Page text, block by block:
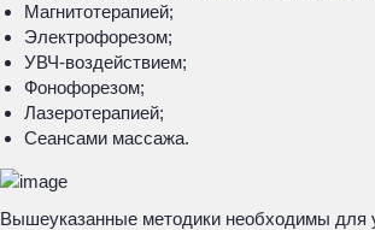
Магнитотерапией;
Электрофорезом;
УВЧ-воздействием;
Фонофорезом;
Лазеротерапией;
Сеансами массажа.
Вышеуказанные методики необходимы для